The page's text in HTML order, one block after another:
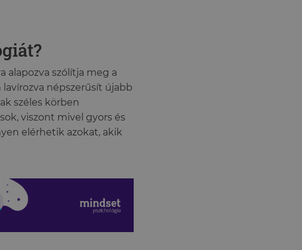
alapozva szólítja meg a
népszerűsít újabb
széles körben
viszont mivel gyors és
elérhetik azokat, akik